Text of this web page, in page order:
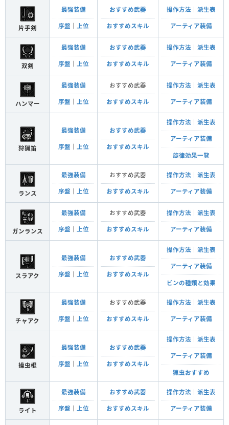
片手剣
最強装備
序盤 上位
おすすめ武器
おすすめスキル
操作方法 派生表
アーティア装備
双剣
最強装備
序盤 上位
おすすめ武器
おすすめスキル
操作方法 派生表
アーティア装備
ハンマー
最強装備
序盤 上位
おすすめ武器
おすすめスキル
操作方法 派生表
アーティア装備
狩猟笛
最強装備
序盤 上位
おすすめ武器
おすすめスキル
操作方法 派生表
アーティア装備
旋律効果一覧
ランス
最強装備
序盤 上位
おすすめ武器
おすすめスキル
操作方法 派生表
アーティア装備
ガンランス
最強装備
序盤 上位
おすすめ武器
おすすめスキル
操作方法 派生表
アーティア装備
スラアク
最強装備
序盤 上位
おすすめ武器
おすすめスキル
操作方法 派生表
アーティア装備
ビンの種類と効果
チャアク
最強装備
序盤 上位
おすすめ武器
おすすめスキル
操作方法 派生表
アーティア装備
操虫棍
最強装備
序盤 上位
おすすめ武器
おすすめスキル
操作方法 派生表
アーティア装備
猟虫おすすめ
ライト
最強装備
序盤 上位
おすすめ武器
おすすめスキル
操作方法 派生表
アーティア装備